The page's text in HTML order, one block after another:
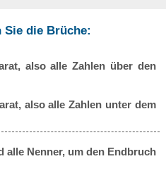
die Brüche:
also alle Zahlen über den
also alle Zahlen unter dem
alle Nenner, um den Endbruch